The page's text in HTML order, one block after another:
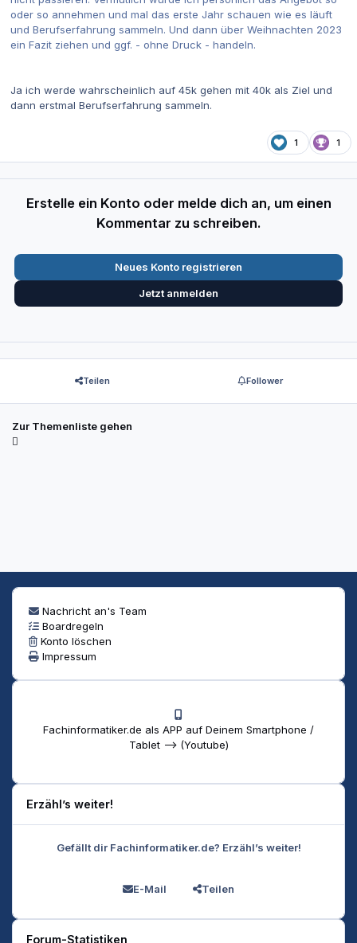
oder so annehmen und mal das erste Jahr schauen wie es läuft
und Berufserfahrung sammeln. Und dann über Weihnachten 2023
ein Fazit ziehen und ggf. - ohne Druck - handeln.
Ja ich werde wahrscheinlich auf 45k gehen mit 40k als Ziel und
dann erstmal Berufserfahrung sammeln.
1 1
Erstelle ein Konto oder melde dich an, um einen
Kommentar zu schreiben.
Neues Konto registrieren
Jetzt anmelden
Teilen Follower
Zur Themenliste gehen
Nachricht an's Team
Boardregeln
Konto löschen
Impressum
Fachinformatiker.de als APP auf Deinem Smartphone /
Tablet --> (Youtube)
Erzähl’s weiter!
Gefällt dir Fachinformatiker.de? Erzähl’s weiter!
E-Mail Teilen
Forum-Statistiken